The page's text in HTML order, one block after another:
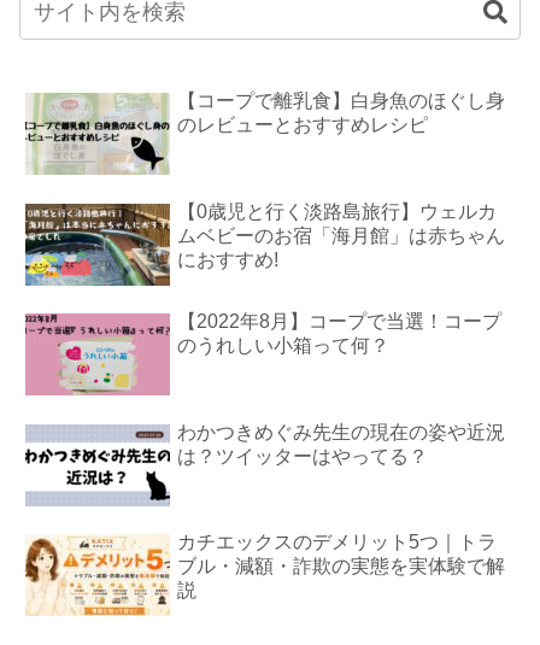
【コープで離乳食】白身魚のほぐし身
のレビューとおすすめレシピ
【0歳児と行く淡路島旅行】ウェルカ
ムベビーのお宿「海月館」は赤ちゃん
におすすめ!
【2022年8月】コープで当選！コープ
のうれしい小箱って何？
わかつきめぐみ先生の現在の姿や近況
は？ツイッターはやってる？
カチエックスのデメリット5つ｜トラ
ブル・減額・詐欺の実態を実体験で解
説